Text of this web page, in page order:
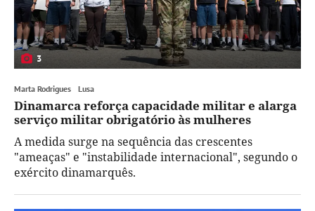
3
Marta Rodrigues Lusa
Dinamarca reforça capacidade militar e alarga
serviço militar obrigatório às mulheres
A medida surge na sequência das crescentes
"ameaças" e "instabilidade internacional", segundo o
exército dinamarquês.